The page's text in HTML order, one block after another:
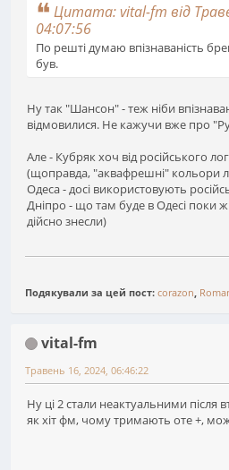
Цитата: vital-fm від
04:07:56
По решті думаю впізнаваність
був.
Ну так "Шансон" - теж ніби
відмовилися. Не кажучи вже про
Але - Кубряк хоч від російського
(щоправда, "аквафрешні" кольори
Одеса - досі використовують
Дніпро - що там буде в Одесі поки
дійсно знесли)
Подякували за цей пост: corazon
vital-fm
Травень 16, 2024, 06:46:22
Ну ці 2 стали неактуальними після
як хіт фм, чому тримають оте +,